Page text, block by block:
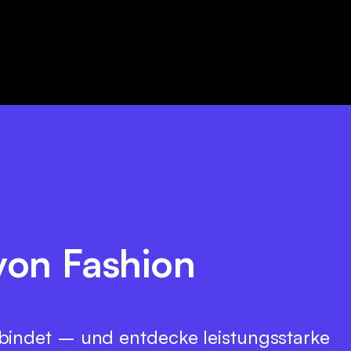
Fashion
– und entdecke leistungsstarke